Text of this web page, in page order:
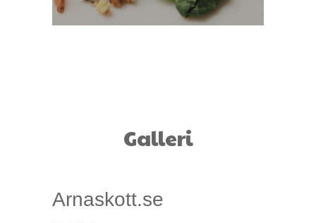
Galleri
Arnaskott.se